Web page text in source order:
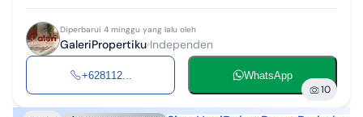
Diperbarui 4 minggu yang lalu oleh
GaleriPropertiku Independen
+628112... WhatsApp
10